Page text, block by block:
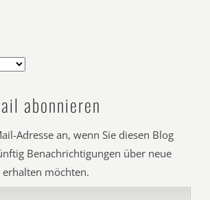
abonnieren
Adresse an, wenn Sie diesen Blog
Benachrichtigungen über neue
erhalten möchten.